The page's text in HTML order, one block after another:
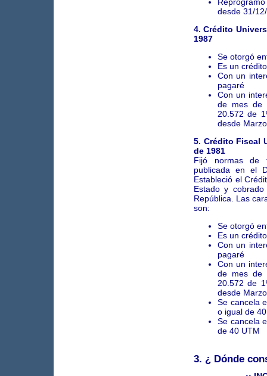
desde 31/
4. Crédito
1987
Se otorgó
Es un
Con un
pagaré
Con un
de mes de
20.572 de
desde
5. Crédito Fiscal
de 1981
Fijó normas de
publicada en el
Estableció el
Estado y
República. Las
son:
Se otorgó
Es un
Con un
pagaré
Con un
de mes de
20.572 de
desde
Se cancela
o igual de
Se cancela
de 40 UTM
3. ¿ Dónde